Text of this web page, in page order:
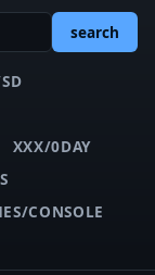
search
XXX/0DAY
CONSOLE